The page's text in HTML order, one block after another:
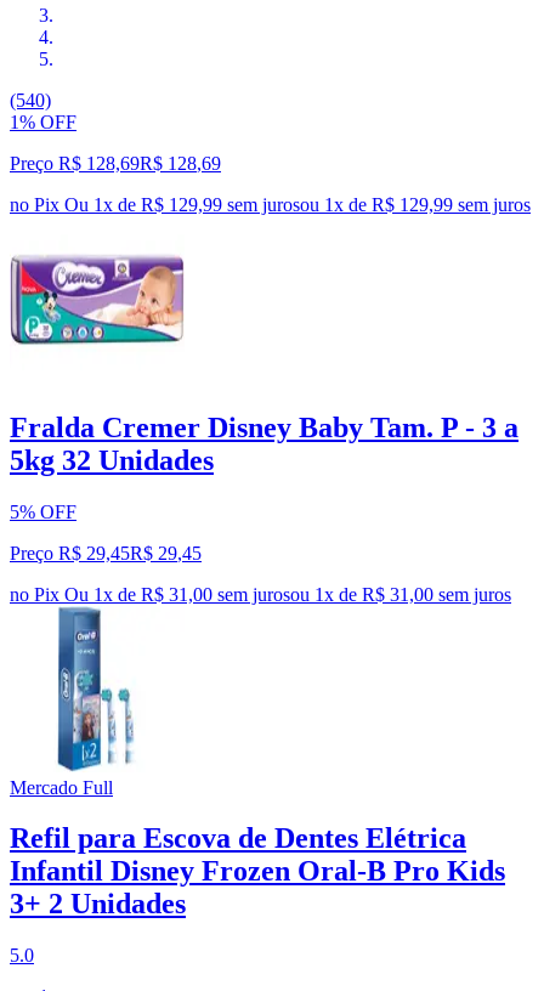
(540)
1% OFF
Preço R$ 128,69R$ 128,69
no Pix Ou 1x de R$ 129,99 sem jurosou 1x de R$ 129,99 sem juros
Fralda Cremer Disney Baby Tam. P - 3 a
5kg 32 Unidades
5% OFF
Preço R$ 29,45R$ 29,45
no Pix Ou 1x de R$ 31,00 sem jurosou 1x de R$ 31,00 sem juros
Mercado Full
Refil para Escova de Dentes Elétrica
Infantil Disney Frozen Oral-B Pro Kids
3+ 2 Unidades
5.0